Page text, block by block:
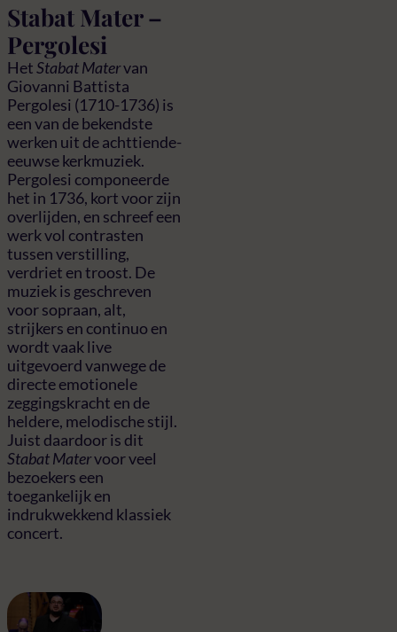
Stabat Mater –
Pergolesi
HetStabat Matervan
Giovanni Battista
Pergolesi (1710-1736) is
een van de bekendste
werken uit de achttiende-
eeuwse kerkmuziek.
Pergolesi componeerde
het in 1736, kort voor zijn
overlijden, en schreef een
werk vol contrasten
tussen verstilling,
verdriet en troost. De
muziek is geschreven
voor sopraan, alt,
strijkers en continuo en
wordt vaak live
uitgevoerd vanwege de
directe emotionele
zeggingskracht en de
heldere, melodische stijl.
Juist daardoor is dit
Stabat Matervoor veel
bezoekers een
toegankelijk en
indrukwekkend klassiek
concert.